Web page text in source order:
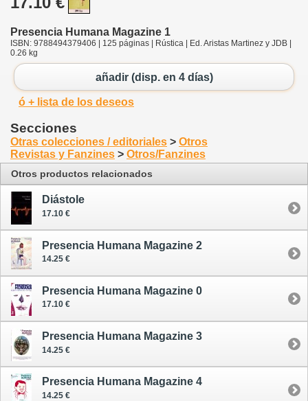
Presencia Humana Magazine 1
ISBN: 9788494379406 | 125 páginas | Rústica | Ed. Aristas Martinez y JDB |
0.26 kg
añadir (disp. en 4 días)
ó + lista de los deseos
Secciones
Otras colecciones / editoriales > Otros
Revistas y Fanzines > Otros/Fanzines
Otros productos relacionados
Diástole
17.10 €
Presencia Humana Magazine 2
14.25 €
Presencia Humana Magazine 0
17.10 €
Presencia Humana Magazine 3
14.25 €
Presencia Humana Magazine 4
14.25 €